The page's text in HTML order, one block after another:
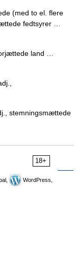
(med to el. flere
fedtsyrer …
land …
stemningsmættede
18+
WordPress,